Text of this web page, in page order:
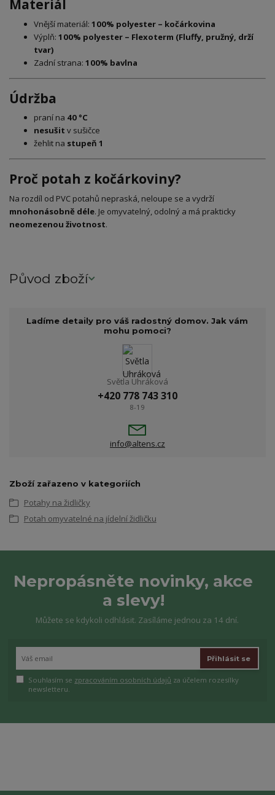
Materiál
Vnější materiál: 100% polyester – kočárkovina
Výplň: 100% polyester – Flexoterm (Fluffy, pružný, drží
tvar)
Zadní strana: 100% bavlna
Údržba
praní na 40 °C
nesušit v sušičce
žehlit na stupeň 1
Proč potah z kočárkoviny?
Na rozdíl od PVC potahů nepraská, neloupe se a vydrží
mnohonásobně déle. Je omyvatelný, odolný a má prakticky
neomezenou životnost.
Původ zboží
Ladíme detaily pro váš radostný domov. Jak vám
mohu pomoci?
Světla Uhráková
+420 778 743 310
8-19
info@altens.cz
Zboží zařazeno v kategoriích
Potahy na židličky
Potah omyvatelné na jídelní židličku
Nepropásněte novinky, akce
a slevy!
Můžete se kdykoli odhlásit. Zasíláme jednou za 14 dní.
Přihlásit se
Souhlasím se zpracováním osobních údajů za účelem rozesílky
newsletteru.